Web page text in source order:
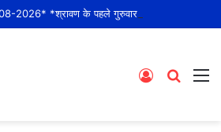
Search
Log